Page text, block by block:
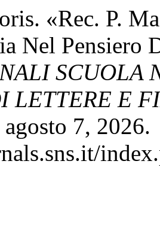
«Rec. P.
Nel Pensiero
SCUOLA
LETTERE E
7, 2026.